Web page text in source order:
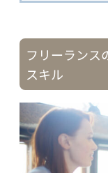
フリーランス
スキル